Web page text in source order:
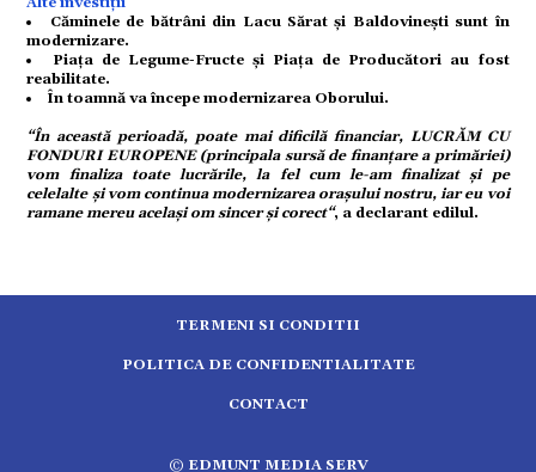
Căminele de bătrâni din Lacu Sărat și Baldovinești sunt în
modernizare.
Piața de Legume-Fructe și Piața de Producători au fost
reabilitate.
În toamnă va începe modernizarea Oborului.
“În această perioadă, poate mai dificilă financiar, LUCRĂM CU
FONDURI EUROPENE (principala sursă de finanțare a primăriei)
vom finaliza toate lucrările, la fel cum le-am finalizat și pe
celelalte și vom continua modernizarea orașului nostru, iar eu voi
ramane mereu același om sincer și corect“, a declarant edilul.
TERMENI SI CONDITII
POLITICA DE CONFIDENTIALITATE
CONTACT
© EDMUNT MEDIA SERV